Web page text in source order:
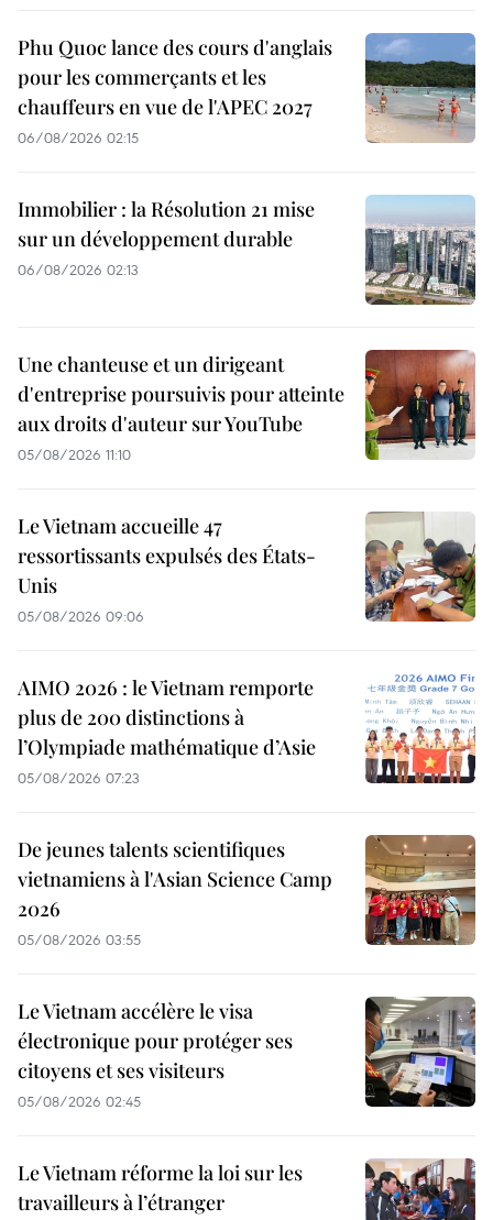
Phu Quoc lance des cours d'anglais
pour les commerçants et les
chauffeurs en vue de l'APEC 2027
06/08/2026 02:15
Immobilier : la Résolution 21 mise
sur un développement durable
06/08/2026 02:13
Une chanteuse et un dirigeant
d'entreprise poursuivis pour atteinte
aux droits d'auteur sur YouTube
05/08/2026 11:10
Le Vietnam accueille 47
ressortissants expulsés des États-
Unis
05/08/2026 09:06
AIMO 2026 : le Vietnam remporte
plus de 200 distinctions à
l’Olympiade mathématique d’Asie
05/08/2026 07:23
De jeunes talents scientifiques
vietnamiens à l'Asian Science Camp
2026
05/08/2026 03:55
Le Vietnam accélère le visa
électronique pour protéger ses
citoyens et ses visiteurs
05/08/2026 02:45
Le Vietnam réforme la loi sur les
travailleurs à l’étranger